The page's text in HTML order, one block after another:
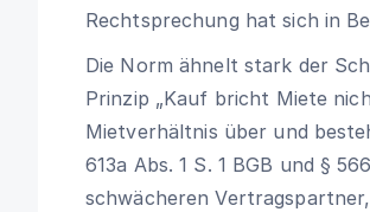
Rechtsprechung hat sich in
Die Norm ähnelt stark der
Prinzip „Kauf bricht Miete
Mietverhältnis über und
613a Abs. 1 S. 1 BGB und§
schwächeren